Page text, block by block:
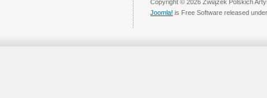
Copyright © 2026 Związek Polskich
Joomla! is Free Software released